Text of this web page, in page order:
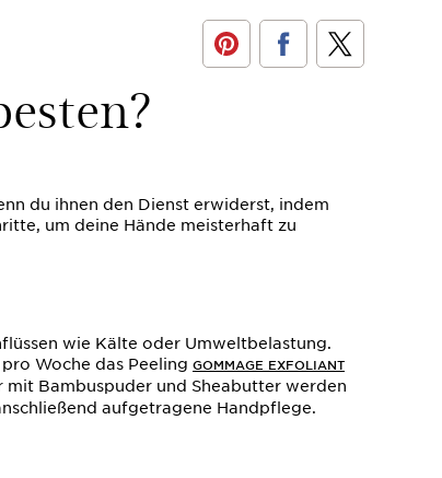
du ihnen den Dienst erwiderst, indem
um deine Hände meisterhaft zu
wie Kälte oder Umweltbelastung.
Woche das Peeling GOMMAGE EXFOLIANT
mit Bambuspuder und Sheabutter werden
aufgetragene Handpflege.